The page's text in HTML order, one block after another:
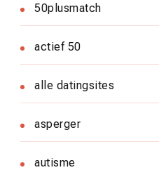
50plusmatch
actief 50
alle datingsites
asperger
autisme